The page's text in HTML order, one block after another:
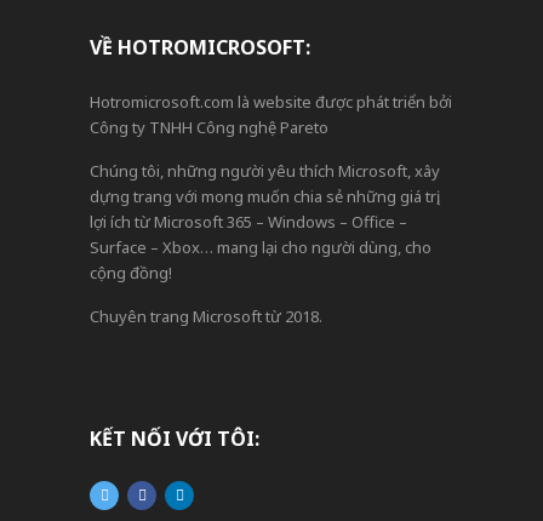
VỀ HOTROMICROSOFT:
Hotromicrosoft.com là website được phát triển bởi
Công ty TNHH Công nghệ Pareto
Chúng tôi, những người yêu thích Microsoft, xây
dựng trang với mong muốn chia sẻ những giá trị,
lợi ích từ Microsoft 365 – Windows – Office –
Surface – Xbox… mang lại cho người dùng, cho
cộng đồng!
Chuyên trang Microsoft từ 2018.
KẾT NỐI VỚI TÔI: